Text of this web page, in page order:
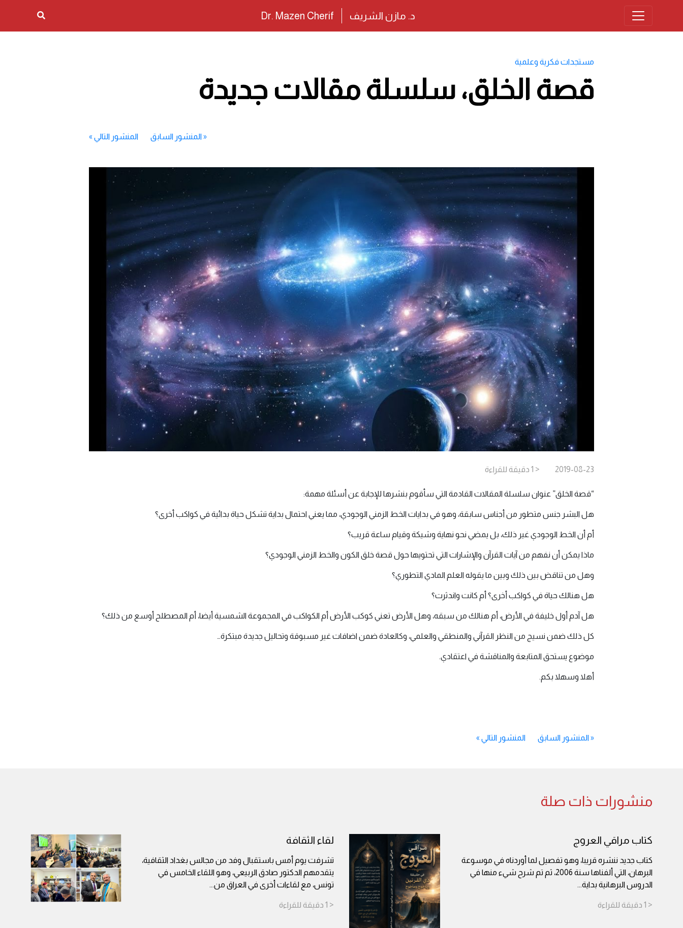
د. مازن الشريف Dr. Mazen Cherif
مستجدات فكرية وعلمية
قصة الخلق، سلسلة مقالات جديدة
«المنشور السابق المنشور التالي »
2019-08-23
< 1 دقيقة للقراءة
“قصة الخلق” عنوان سلسلة المقالات القادمة التي سأقوم بنشرها للإجابة عن أسئلة مهمة:
هل البشر جنس متطور من أجناس سابقة، وهو في بدايات الخط الزمني الوجودي، مما يعني احتمال بداية تشكل حياة بدائية في كواكب أخرى؟
أم أن الخط الوجودي غير ذلك، بل يمضي نحو نهاية وشيكة وقيام ساعة قريب؟
ماذا يمكن أن نفهم من آيات القرآن والإشارات التي تحتويها حول قصة خلق الكون والخط الزمني الوجودي؟
وهل من تناقض بين ذلك وبين ما يقوله العلم المادي التطوري؟
هل هنالك حياة في كواكب أخرى؟ أم كانت واندثرت؟
هل آدم أول خليفة في الأرض، أم هنالك من سبقه، وهل الأرض تعني كوكب الأرض أم الكواكب في المجموعة الشمسية أيضا، أم المصطلح أوسع من ذلك؟
كل ذلك ضمن نسيج من النظر القرآني والمنطقي والعلمي، وكالعادة ضمن اضافات غير مسبوقة وتحاليل جديدة مبتكرة…
موضوع يستحق المتابعة والمناقشة في اعتقادي.
أهلا وسهلا بكم.
«المنشور السابق المنشور التالي »
منشورات ذات صلة
كتاب مراقي العروج
كتاب جديد ننشره قريبا، وهو تفصيل لما أوردناه في موسوعة
البرهان، التي ألفناها سنة 2006، ثم تم شرح شيء منها في
الدروس البرهانية بداية...
< 1 دقيقة للقراءة
لقاء الثقافة
تشرفت يوم أمس باستقبال وفد من مجالس بغداد الثقافية،
يتقدمهم الدكتور صادق الربيعي، وهو اللقاء الخامس في
تونس، مع لقاءات أخرى في العراق من...
< 1 دقيقة للقراءة